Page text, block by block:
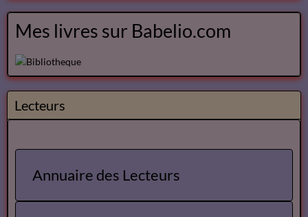
Mes livres sur Babelio.com
Lecteurs
Annuaire des Lecteurs